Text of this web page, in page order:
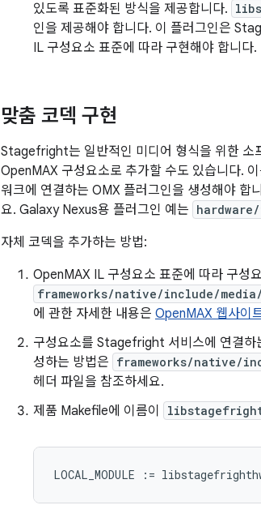
있도록 표준화된 방식을 제공합니다.
인을 제공해야 합니다. 이 플러그인은
IL 구성요소 표준에 따라 구현해야 합니다.
맞춤 코덱 구현
Stagefright는 일반적인 미디어 형식을 위한 소
OpenMAX 구성요소로 추가할 수도 있습니다.
워크에 연결하는 OMX 플러그인을 생성해야 합
요. Galaxy Nexus용 플러그인 예는
자체 코덱을 추가하는 방법:
OpenMAX IL 구성요소 표준에 따라 구성
frameworks/native/include/media/
에 관한 자세한 내용은 OpenMAX 웹사이
구성요소를 Stagefright 서비스에 연결하
성하는 방법은 frameworks/native/
헤더 파일을 참조하세요.
제품 Makefile에 이름이